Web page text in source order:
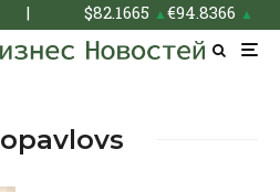
| $82.1665 ▲€94.8366 ▲